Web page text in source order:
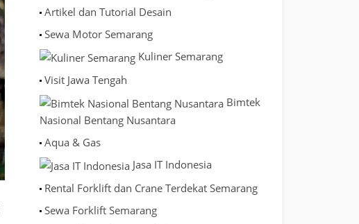
Artikel dan Tutorial Desain
Sewa Motor Semarang
Kuliner Semarang
Visit Jawa Tengah
Bimtek
Nasional Bentang Nusantara
Aqua & Gas
Jasa IT Indonesia
Rental Forklift dan Crane Terdekat Semarang
Sewa Forklift Semarang